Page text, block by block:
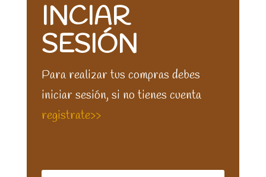
INCIAR
SESIÓN
Para realizar tus compras debes
iniciar sesión, si no tienes cuenta
registrate>>